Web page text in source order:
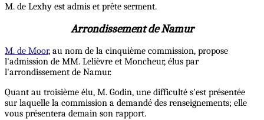
M. de Lexhy est admis et prête serment.
Arrondissement de Namur
M. de Moor, au nom de la cinquième commission, propose
l'admission de MM. Lelièvre et Moncheur, élus par
l'arrondissement de Namur.
Quant au troisième élu, M. Godin, une difficulté s'est présentée
sur laquelle la commission a demandé des renseignements; elle
vous présentera demain son rapport.